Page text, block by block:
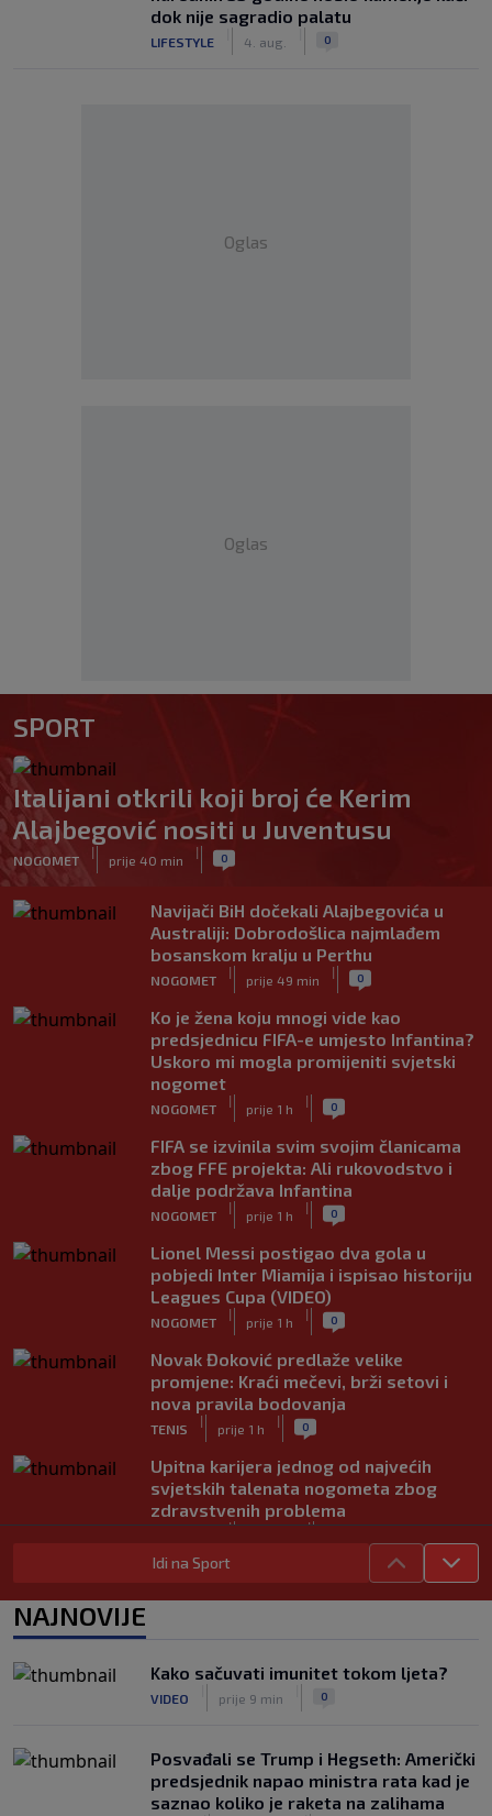
dok nije sagradio palatu
LIFESTYLE 4. aug. 0
Oglas
Oglas
SPORT
Italijani otkrili koji broj će Kerim
Alajbegović nositi u Juventusu
NOGOMET
|
prije 40 min
| 0
Navijači BiH dočekali Alajbegovića u
Australiji: Dobrodošlica najmlađem
bosanskom kralju u Perthu
NOGOMET
|
prije 49 min
| 0
Ko je žena koju mnogi vide kao
predsjednicu FIFA-e umjesto Infantina?
Uskoro mi mogla promijeniti svjetski
nogomet
NOGOMET
|
prije 1 h
| 0
FIFA se izvinila svim svojim članicama
zbog FFE projekta: Ali rukovodstvo i
dalje podržava Infantina
NOGOMET
|
prije 1 h
| 0
Lionel Messi postigao dva gola u
pobjedi Inter Miamija i ispisao historiju
Leagues Cupa (VIDEO)
NOGOMET
|
prije 1 h
| 0
Novak Đoković predlaže velike
promjene: Kraći mečevi, brži setovi i
nova pravila bodovanja
TENIS
|
prije 1 h
| 0
Upitna karijera jednog od najvećih
svjetskih talenata nogometa zbog
zdravstvenih problema
| |
U trenucima dok je olimpijski šampion
Nestvarne scene u Trabzonu i
spektakularan doček za Salaha: "Ovdje
Idi na Sport
NAJNOVIJE
Kako sačuvati imunitet tokom ljeta?
VIDEO prije 9 min 0
Posvađali se Trump i Hegseth: Američki
predsjednik napao ministra rata kad je
saznao koliko je raketa na zalihama